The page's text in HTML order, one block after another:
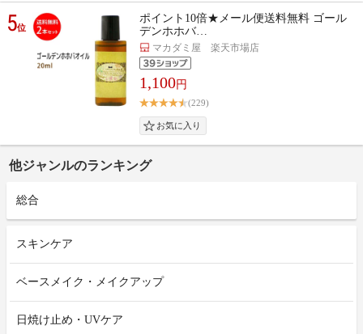
5位
ポイント10倍★メール便送料無料 ゴール
デンホホバ…
マカダミ屋 楽天市場店
1,100円
(229)
他ジャンルのランキング
総合
スキンケア
ベースメイク・メイクアップ
日焼け止め・UVケア